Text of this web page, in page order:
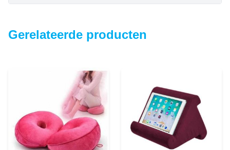
Gerelateerde producten